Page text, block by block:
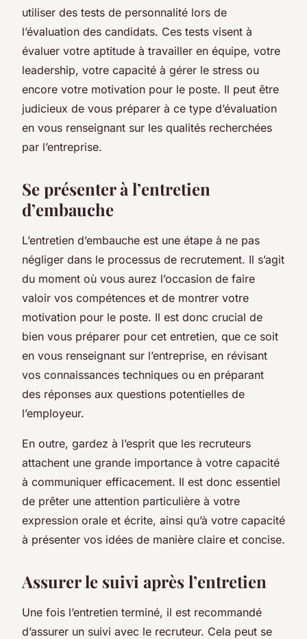
utiliser des tests de personnalité lors de
l’évaluation des candidats. Ces tests visent à
évaluer votre aptitude à travailler en équipe, votre
leadership, votre capacité à gérer le stress ou
encore votre motivation pour le poste. Il peut être
judicieux de vous préparer à ce type d’évaluation
en vous renseignant sur les qualités recherchées
par l’entreprise.
Se présenter à l’entretien
d’embauche
L’entretien d’embauche est une étape à ne pas
négliger dans le processus de recrutement. Il s’agit
du moment où vous aurez l’occasion de faire
valoir vos compétences et de montrer votre
motivation pour le poste. Il est donc crucial de
bien vous préparer pour cet entretien, que ce soit
en vous renseignant sur l’entreprise, en révisant
vos connaissances techniques ou en préparant
des réponses aux questions potentielles de
l’employeur.
En outre, gardez à l’esprit que les recruteurs
attachent une grande importance à votre capacité
à communiquer efficacement. Il est donc essentiel
de prêter une attention particulière à votre
expression orale et écrite, ainsi qu’à votre capacité
à présenter vos idées de manière claire et concise.
Assurer le suivi après l’entretien
Une fois l’entretien terminé, il est recommandé
d’assurer un suivi avec le recruteur. Cela peut se